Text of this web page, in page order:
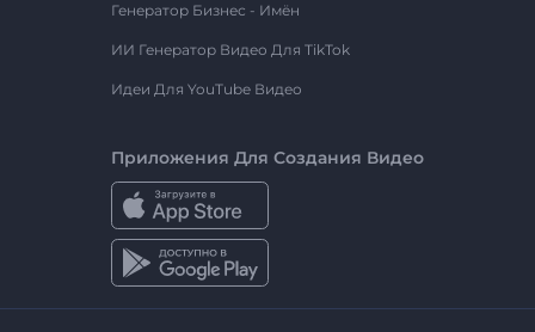
Генератор Бизнес - Имён
ИИ Генератор Видео Для TikTok
Идеи Для YouTube Видео
Приложения Для Создания Видео